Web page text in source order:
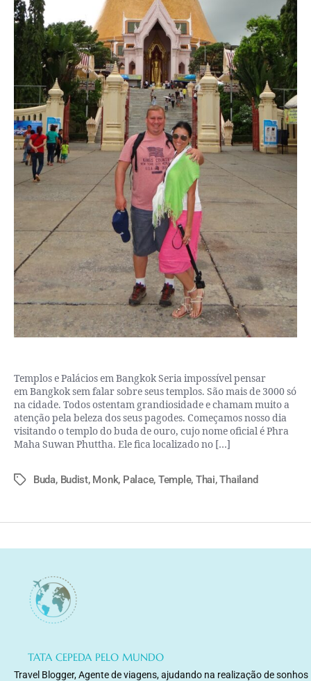
Templos e Palácios em Bangkok Seria impossível pensar
em Bangkok sem falar sobre seus templos. São mais de 3000 só
na cidade. Todos ostentam grandiosidade e chamam muito a
atenção pela beleza dos seus pagodes. Começamos nosso dia
visitando o templo do buda de ouro, cujo nome oficial é Phra
Maha Suwan Phuttha. Ele fica localizado no […]
Buda, Budist, Monk, Palace, Temple, Thai,Thailand
TATA CEPEDA PELO MUNDO
Travel Blogger, Agente de viagens, ajudando na realização de sonhos